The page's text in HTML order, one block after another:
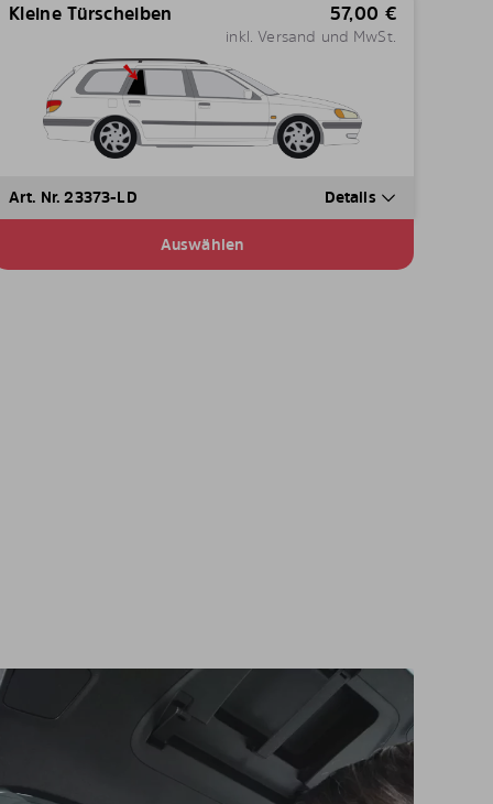
Kleine Türscheiben 57,00 €
inkl. Versand und MwSt.
Art. Nr. 23373-LD Details
Auswählen